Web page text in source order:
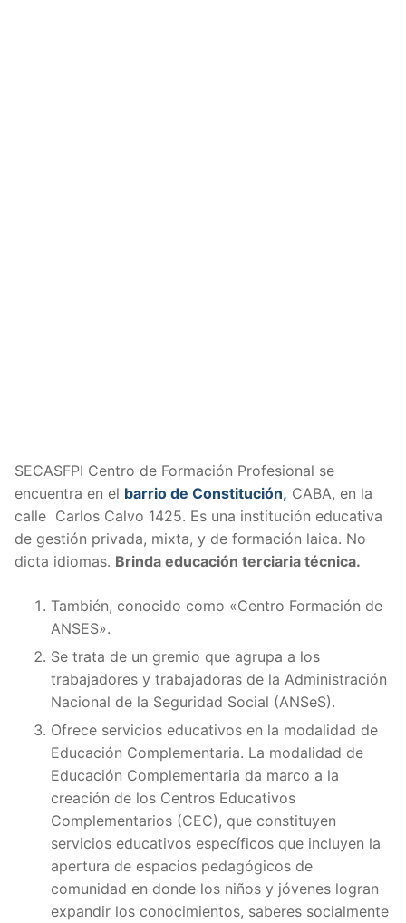
SECASFPI Centro de Formación Profesional se
encuentra en el barrio de Constitución, CABA, en la
calle Carlos Calvo 1425. Es una institución educativa
de gestión privada, mixta, y de formación laica. No
dicta idiomas. Brinda educación terciaria técnica.
También, conocido como «Centro Formación de
ANSES».
Se trata de un gremio que agrupa a los
trabajadores y trabajadoras de la Administración
Nacional de la Seguridad Social (ANSeS).
Ofrece servicios educativos en la modalidad de
Educación Complementaria. La modalidad de
Educación Complementaria da marco a la
creación de los Centros Educativos
Complementarios (CEC), que constituyen
servicios educativos específicos que incluyen la
apertura de espacios pedagógicos de
comunidad en donde los niños y jóvenes logran
expandir los conocimientos, saberes socialmente